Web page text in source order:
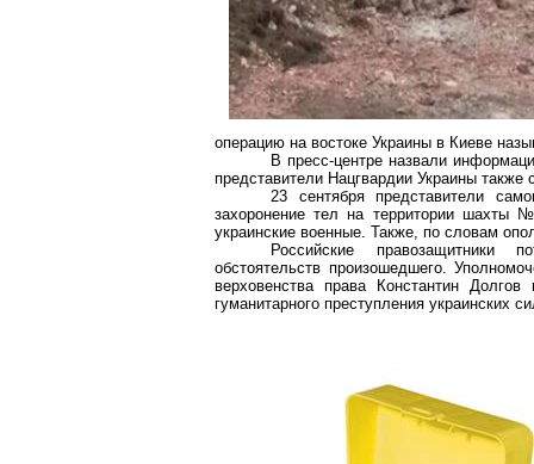
операцию на востоке Украины в Киеве
В пресс-центре назвали
представители Нацгвардии Украины
23 сентября представители
захоронение тел на территории шахты
украинские военные. Также, по словам
Российские правозащитники
обстоятельств произошедшего.
верховенства права Константин
гуманитарного преступления украинских